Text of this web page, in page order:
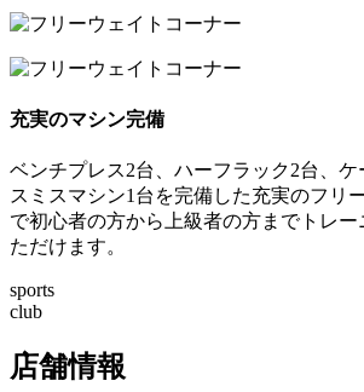
充実のマシン完備
ベンチプレス2台 、ハーフラック2台 、
スミスマシン1台を完備した充実のフリ
で初心者の方から上級者の方までトレ
ただけます。
sports
club
店舗情報